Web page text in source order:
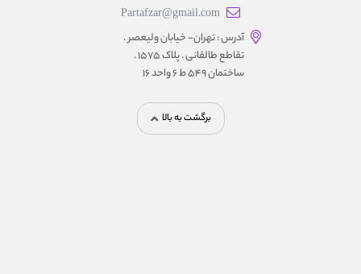
Partafzar@gmail.com
آدرس : تهران- خیابان ولیعصر .
تقاطع طالقانی . پلاک 1575 .
ساختمان 549 ط 6 واحد 16
برگشت به بالا